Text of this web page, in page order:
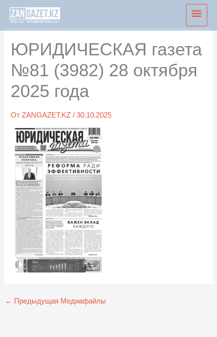
Перейти
содержимому
ЮРИДИЧЕСКАЯ газета
№81 (3982) 28 октября
2025 года
ОтZANGAZET.KZ/30.10.2025
← Предыдущая Медиафайлы